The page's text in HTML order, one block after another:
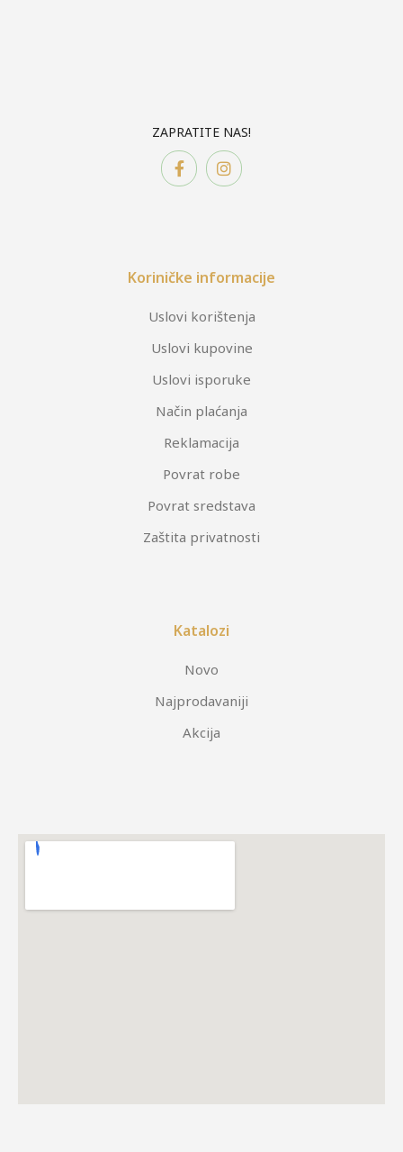
ZAPRATITE NAS!
Koriničke informacije
Uslovi korištenja
Uslovi kupovine
Uslovi isporuke
Način plaćanja
Reklamacija
Povrat robe
Povrat sredstava
Zaštita privatnosti
Katalozi
Novo
Najprodavaniji
Akcija